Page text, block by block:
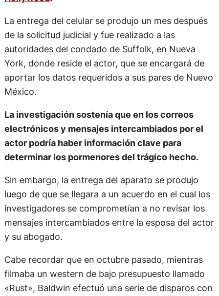
La entrega del celular se produjo un mes después
de la solicitud judicial y fue realizado a las
autoridades del condado de Suffolk, en Nueva
York, donde reside el actor, que se encargará de
aportar los datos requeridos a sus pares de Nuevo
México.
La investigación sostenía que en los correos
electrónicos y mensajes intercambiados por el
actor podría haber información clave para
determinar los pormenores del trágico hecho.
Sin embargo, la entrega del aparato se produjo
luego de que se llegara a un acuerdo en el cual los
investigadores se comprometían a no revisar los
mensajes intercambiados entre la esposa del actor
y su abogado.
Cabe recordar que en octubre pasado, mientras
filmaba un western de bajo presupuesto llamado
«Rust», Baldwin efectuó una serie de disparos con